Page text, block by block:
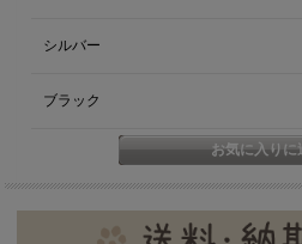
シルバー
ブラック